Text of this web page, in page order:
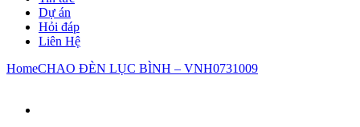
Dự án
Hỏi đáp
Liên Hệ
HomeCHAO ĐÈN LỤC BÌNH – VNH0731009